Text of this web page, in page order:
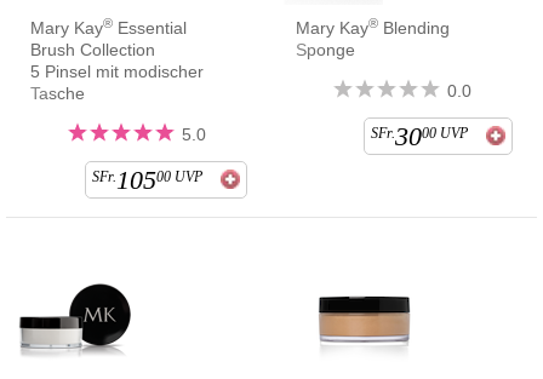
Mary Kay® Essential
Brush Collection
5 Pinsel mit modischer
Tasche
5.0
SFr.10500 UVP
Mary Kay® Blending
Sponge
0.0
SFr.3000 UVP